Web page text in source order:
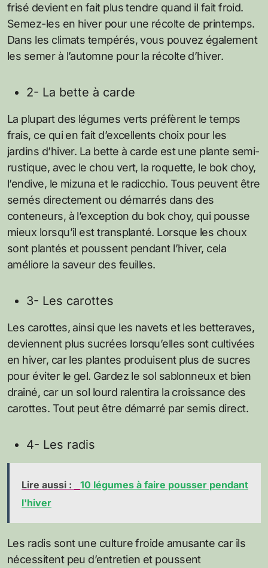
frisé devient en fait plus tendre quand il fait froid.
Semez-les en hiver pour une récolte de printemps.
Dans les climats tempérés, vous pouvez également
les semer à l’automne pour la récolte d’hiver.
2- La bette à carde
La plupart des légumes verts préfèrent le temps
frais, ce qui en fait d’excellents choix pour les
jardins d’hiver. La bette à carde est une plante semi-
rustique, avec le chou vert, la roquette, le bok choy,
l’endive, le mizuna et le radicchio. Tous peuvent être
semés directement ou démarrés dans des
conteneurs, à l’exception du bok choy, qui pousse
mieux lorsqu’il est transplanté. Lorsque les choux
sont plantés et poussent pendant l’hiver, cela
améliore la saveur des feuilles.
3- Les carottes
Les carottes, ainsi que les navets et les betteraves,
deviennent plus sucrées lorsqu’elles sont cultivées
en hiver, car les plantes produisent plus de sucres
pour éviter le gel. Gardez le sol sablonneux et bien
drainé, car un sol lourd ralentira la croissance des
carottes. Tout peut être démarré par semis direct.
4- Les radis
Lire aussi :
10 légumes à faire pousser pendant
l'hiver
Les radis sont une culture froide amusante car ils
nécessitent peu d’entretien et poussent